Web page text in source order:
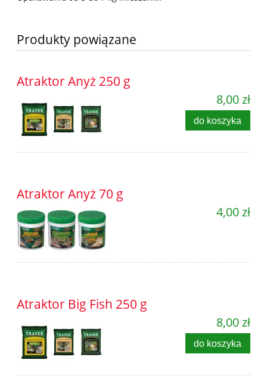
Produkty powiązane
Atraktor Anyż 250 g
8,00 zł
do koszyka
Atraktor Anyż 70 g
4,00 zł
Atraktor Big Fish 250 g
8,00 zł
do koszyka